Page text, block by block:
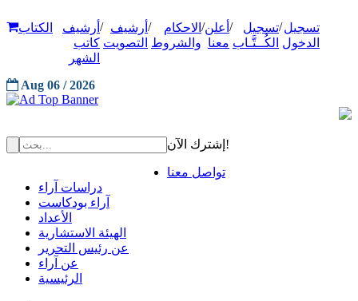
تسجيل
الدخول
/تسجيل
الكُــتَّـاب
/ أعلن
معنا
/ الاحكام
والشروط
/ أرشيف
التصويت
/ أرشيف
كاتب
الشهر
الكتاب
Aug 06 / 2026
إشترك الآن!
تواصل معنا
دراسات آراء
آراء بودكاست
الأعداد
الهيئة الاستشارية
عن رئيس التحرير
عن آراء
الرئيسية